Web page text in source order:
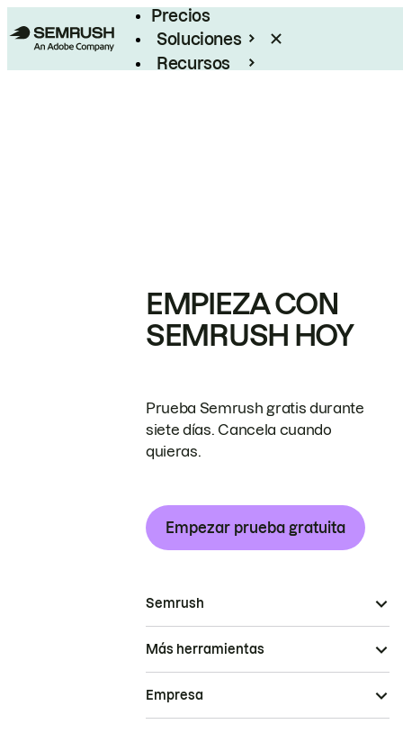
Precios
Soluciones
Recursos
EMPIEZA CON
SEMRUSH HOY
Prueba Semrush gratis durante
siete días. Cancela cuando
quieras.
Empezar prueba gratuita
Semrush
Más herramientas
Empresa